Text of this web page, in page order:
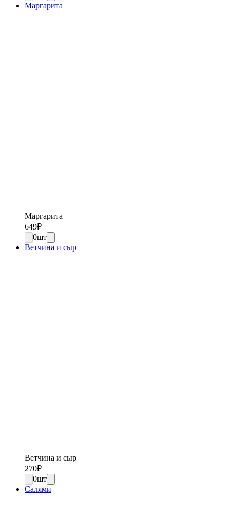
Маргарита
Маргарита
649₽
0шт
Ветчина и сыр
Ветчина и сыр
270₽
0шт
Салями